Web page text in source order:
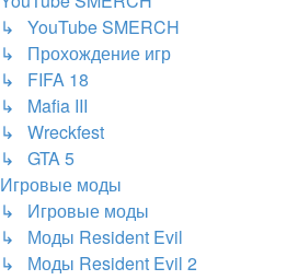
↳ YouTube SMERCH
↳ Прохождение игр
↳ FIFA 18
↳ Mafia III
↳ Wreckfest
↳ GTA 5
Игровые моды
↳ Игровые моды
↳ Моды Resident Evil
↳ Моды Resident Evil 2